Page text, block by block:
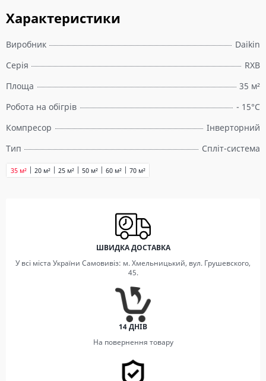
Характеристики
Виробник
Daikin
Серія
RXB
Площа
35 м²
Робота на обігрів
- 15°C
Компресор
Інверторний
Тип
Спліт-система
20 м² 25 м²
35 м² 50 м² 60 м² 70 м²
ШВИДКА ДОСТАВКА
У всі міста України Самовивіз: м. Хмельницький, вул. Грушевского,
45.
14 ДНІВ
На повернення товару